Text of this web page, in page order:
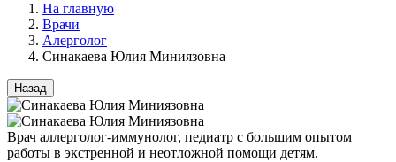
На главную
Врачи
Алерголог
Синакаева Юлия Миниязовна
Назад
Врач аллерголог-иммунолог, педиатр с большим опытом
работы в экстренной и неотложной помощи детям.